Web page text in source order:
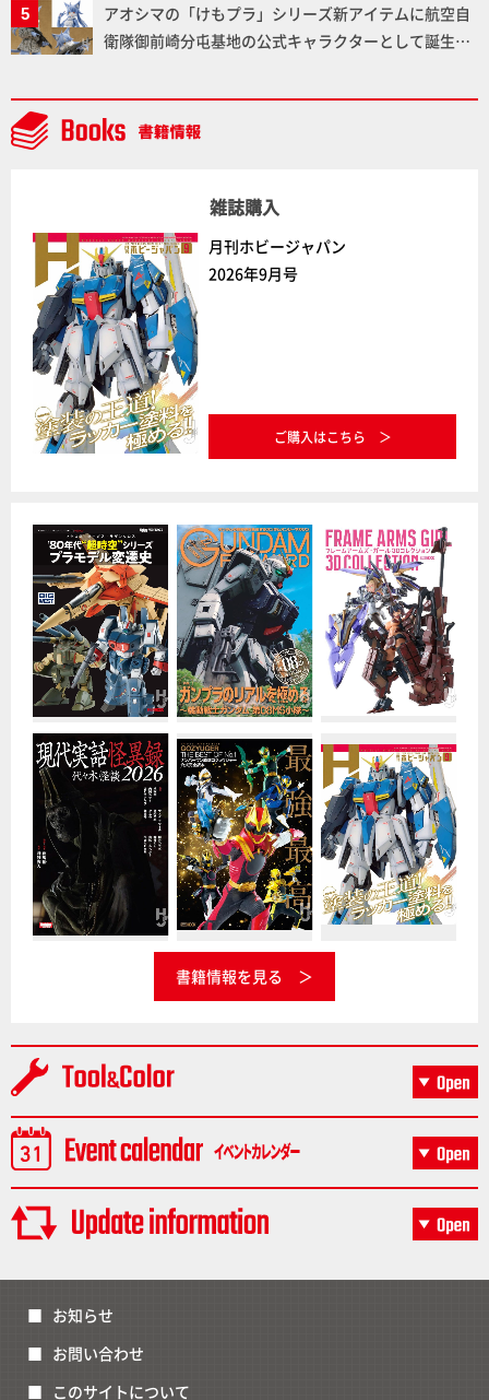
アオシマの「けもプラ」シリーズ新アイテムに航空自
衛隊御前崎分屯基地の公式キャラクターとして誕生し
通常版の2ラインで発売！
雑誌購入
月刊ホビージャパン
2026年9月号
ご購入はこちら
書籍情報を見る
お知らせ
お問い合わせ
このサイトについて